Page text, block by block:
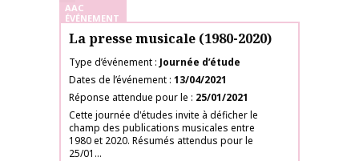
AAC
ÉVÉNEMENT
La presse musicale (1980-2020)
Type d’événement Journée d’étude
Dates de l’événement 13/04/2021
Réponse attendue pour le
25/01/2021
Cette journée d'études invite à déficher le
champ des publications musicales entre
1980 et 2020. Résumés attendus pour le
25/01...